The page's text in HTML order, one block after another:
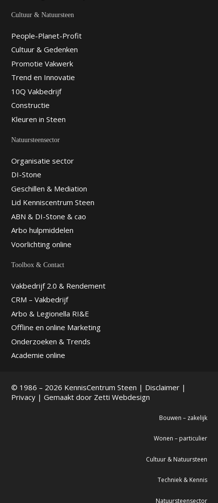
Cultuur & Natuursteen
People-Planet-Profit
Cultuur & Gedenken
Promotie Vakwerk
Trend en Innovatie
10Q Vakbedrijf
Constructie
Kleuren in Steen
Natuursteensector
Organisatie sector
DI-Stone
Geschillen & Mediation
Lid Kenniscentrum Steen
ABN & DI-Stone & cao
Arbo hulpmiddelen
Voorlichting online
Toolbox & Contact
Vakbedrijf 2.0 & Rendement
CRM – Vakbedrijf
Arbo & Legionella RI&E
Offline en online Marketing
Onderzoeken & Trends
Academie online
© 1986 – 2026 KennisCentrum Steen | Disclaimer|
Privacy| Gemaakt door Zetti Webdesign
Bouwen – zakelijk
Wonen – particulier
Cultuur & Natuursteen
Techniek & Kennis
Natuursteensector